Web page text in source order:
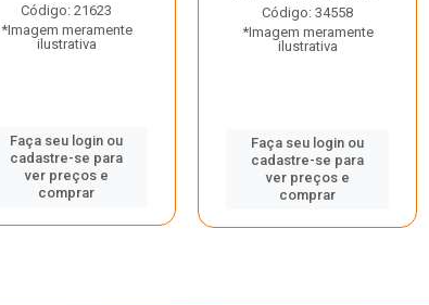
Código: 21623
*Imagem meramente
ilustrativa
Faça seu login ou
cadastre-se para
ver preços e
comprar
Código: 34558
*Imagem meramente
ilustrativa
Faça seu login ou
cadastre-se para
ver preços e
comprar